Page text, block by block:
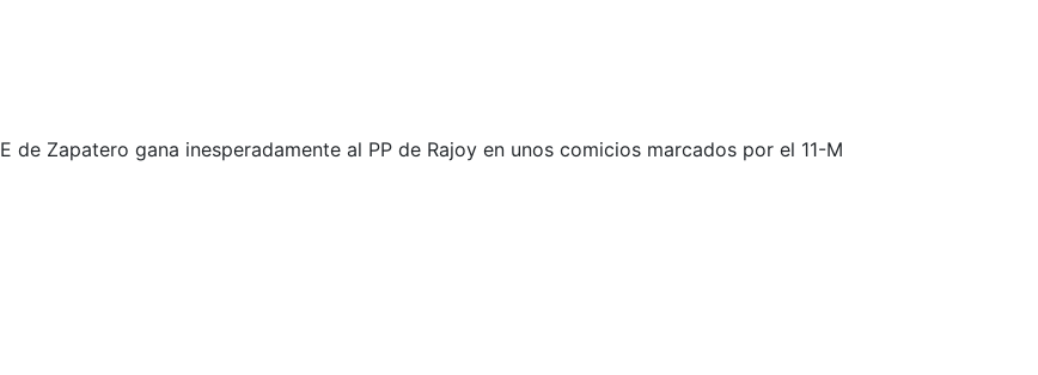
de Zapatero gana inesperadamente al PP de Rajoy en unos comicios marcados por el 11-M